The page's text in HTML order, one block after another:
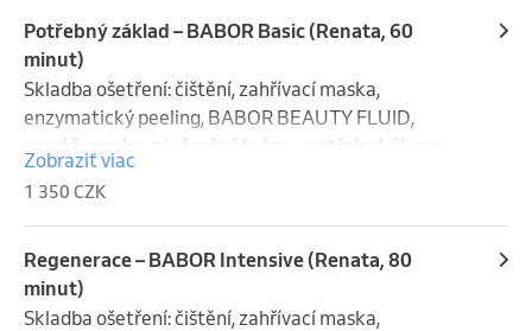
Potřebný základ – BABOR Basic (Renata, 60
minut)
Skladba ošetření: čištění, zahřívací maska,
enzymatický peeling, BABOR BEAUTY FLUID,
masáž, maska, závěrečný krém + potřebné úkony
Zobraziť viac
1 350 CZK
Regenerace – BABOR Intensive (Renata, 80
minut)
Skladba ošetření: čištění, zahřívací maska,